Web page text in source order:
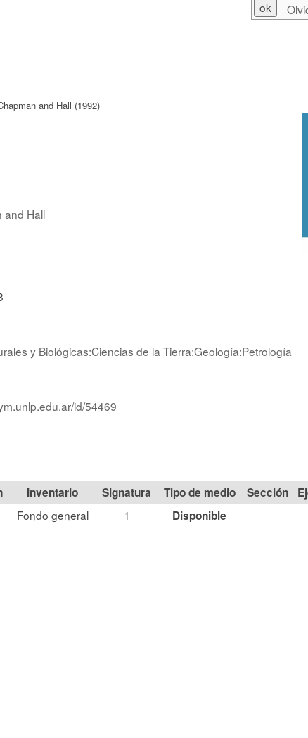
and Hall (1992)
and Hall
y Biológicas:Ciencias de la Tierra:Geología:Petrología
id/54469
Signatura Tipo de medio Sección
Fondo general 1 Disponible